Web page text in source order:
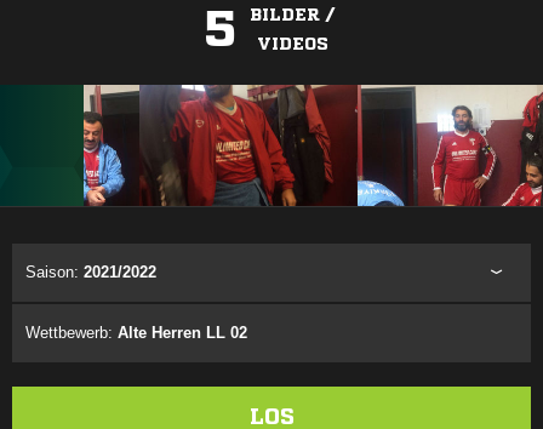
5
BILDER /
VIDEOS
Saison: 2021/2022
Wettbewerb: Alte Herren LL 02
LOS